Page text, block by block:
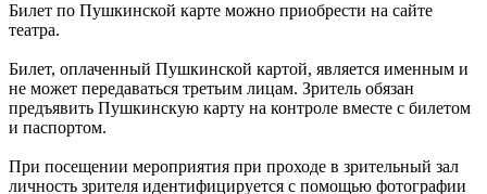
Билет по Пушкинской карте можно приобрести на сайте
театра.
Билет, оплаченный Пушкинской картой, является именным и
не может передаваться третьим лицам. Зритель обязан
предъявить Пушкинскую карту на контроле вместе с билетом
и паспортом.
При посещении мероприятия при проходе в зрительный зал
личность зрителя идентифицируется с помощью фотографии